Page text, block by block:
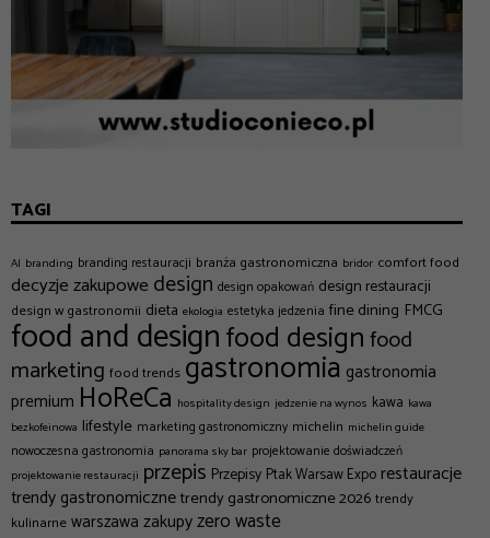
TAGI
AI branding branding restauracji branża gastronomiczna bridor comfort food
decyzje zakupowe design design opakowań design restauracji
design w gastronomii dieta ekologia estetyka jedzenia fine dining FMCG
food and designfood designfood
marketing food trends gastronomia gastronomia
premium HoReCa hospitality design jedzenie na wynos kawa kawa
bezkofeinowa lifestyle marketing gastronomiczny michelin michelin guide
nowoczesna gastronomia panorama sky bar projektowanie doświadczeń
projektowanie restauracji przepis Przepisy Ptak Warsaw Exporestauracje
trendy gastronomicznetrendy gastronomiczne 2026trendy
kulinarnewarszawa zakupyzero waste